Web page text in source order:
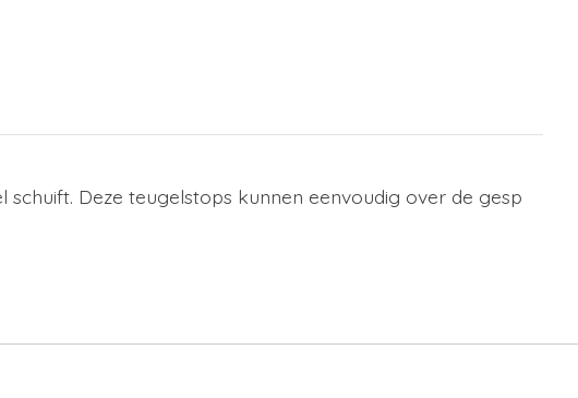
Deze teugelstops kunnen eenvoudig over de gesp